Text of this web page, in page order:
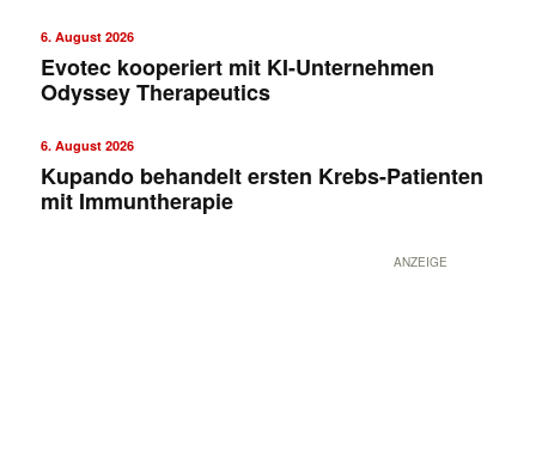
6. August 2026
Evotec kooperiert mit KI-Unternehmen
Odyssey Therapeutics
6. August 2026
Kupando behandelt ersten Krebs-Patienten
mit Immuntherapie
ANZEIGE